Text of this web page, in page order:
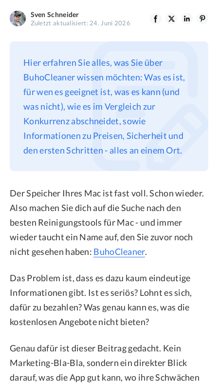
Unterstützung
Rechtliches
Refund Policy
Sven Schneider
Zuletzt aktualisiert: 24. Juni 2026
Hier erfahren Sie alles, was Sie über
BuhoCleaner wissen möchten: Was es ist,
für wen es geeignet ist, was es kann (und
was nicht), wie es im Vergleich zur
Konkurrenz abschneidet, sowie
Informationen zu Preisen, Sicherheit und
den ersten Schritten - alles an einem Ort.
Der Speicher Ihres Mac ist fast voll. Schon wieder.
Also machen Sie dich auf die Suche nach den
besten Reinigungstools für Mac - und immer
wieder taucht ein Name auf, den Sie zuvor noch
nicht gesehen haben: BuhoCleaner.
Das Problem ist, dass es dazu kaum eindeutige
Informationen gibt. Ist es seriös? Lohnt es sich,
dafür zu bezahlen? Was genau kann es, was die
kostenlosen Angebote nicht bieten?
Genau dafür ist dieser Beitrag gedacht. Kein
Marketing-Bla-Bla, sondern ein direkter Blick
darauf, was die App gut kann, wo ihre Schwächen